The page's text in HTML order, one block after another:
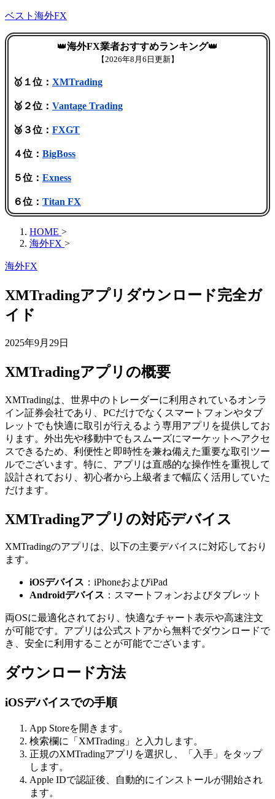
ベスト海外FX
👑海外FX業者おすすめランキング👑
【2026年8月6日更新】
🥇１位： XMTrading
🥈２位： Vantage Trading
🥉３位： FXGT
４位： BigBoss
５位： Exness
６位： Titan FX
HOME >
海外FX >
海外FX
XMTradingアプリダウンロード完全ガ
イド
2025年9月29日
XMTradingアプリの概要
XMTradingは、世界中のトレーダーに利用されているオンラ
イン証券会社であり、PCだけでなくスマートフォンやタブ
レットでも快適に取引が行えるよう専用アプリを提供してお
ります。外出先や移動中でもスムーズにマーケットへアクセ
スできるため、利便性と即時性を兼ね備えた重要な取引ツー
ルでございます。特に、アプリは直感的な操作性を重視して
設計されており、初心者から上級者まで幅広く活用していた
だけます。
XMTradingアプリの対応デバイス
XMTradingのアプリは、以下の主要デバイスに対応しており
ます。
iOSデバイス ：iPhoneおよびiPad
Androidデバイス ：スマートフォンおよびタブレット
両OSに最適化されており、快適なチャート表示や高速注文
が可能です。アプリは公式ストアから無料でダウンロードで
き、安全に利用することが可能でございます。
ダウンロード方法
iOSデバイスでの手順
App Storeを開きます。
検索欄に「XMTrading」と入力します。
正規のXMTradingアプリを選択し、「入手」をタップ
します。
Apple IDで認証後、自動的にインストールが開始され
ます。